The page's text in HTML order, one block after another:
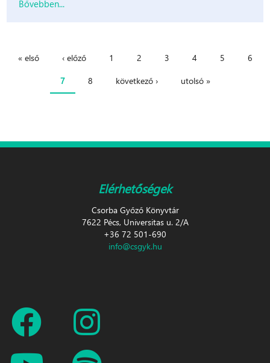
Bővebben...
Oldalak
« első ‹ előző 1 2 3 4 5
6
7
8 következő › utolsó »
Elérhetőségek
Csorba Győző Könyvtár
7622 Pécs, Universitas u. 2/A
+36 72 501-690
info@csgyk.hu